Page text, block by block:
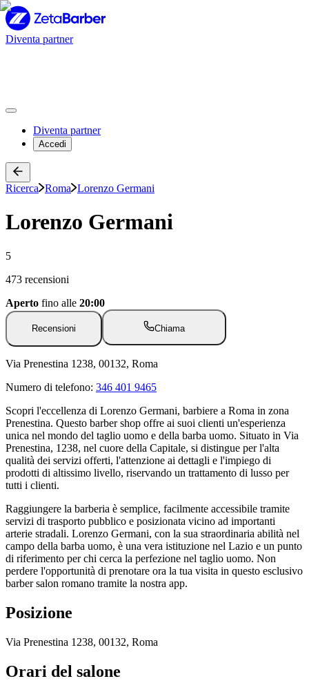
Diventa partner
Diventa partner
Accedi
Ricerca Roma Lorenzo Germani
Lorenzo Germani
5
473 recensioni
Aperto fino alle 20:00
Recensioni Chiama
Via Prenestina 1238, 00132, Roma
Numero di telefono: 346 401 9465
Scopri l'eccellenza di Lorenzo Germani, barbiere a Roma in zona
Prenestina. Questo barber shop offre ai suoi clienti un'esperienza
unica nel mondo del taglio uomo e della barba uomo. Situato in Via
Prenestina, 1238, nel cuore della Capitale, si distingue per l'alta
qualità dei servizi offerti, l'attenzione ai dettagli e l'impiego di
prodotti di altissimo livello, riservando un trattamento di lusso per
tutti i clienti.
Raggiungere la barberia è semplice, facilmente accessibile tramite
servizi di trasporto pubblico e posizionata vicino ad importanti
arterie stradali. Lorenzo Germani, con la sua straordinaria abilità nel
campo della barba uomo, è una vera istituzione nel Lazio e un punto
di riferimento per chi cerca la perfezione nel taglio uomo. Non
perdere l'opportunità di prenotare ora la tua visita in questo esclusivo
barber salon romano tramite la nostra app.
Posizione
Via Prenestina 1238, 00132, Roma
Orari del salone